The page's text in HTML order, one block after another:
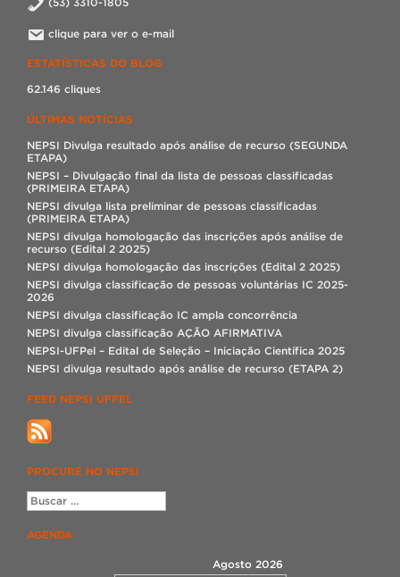
clique para ver o e-mail
ESTATÍSTICAS DO BLOG
62.146 cliques
ÚLTIMAS NOTÍCIAS
NEPSI Divulga resultado após análise de recurso (SEGUNDA
ETAPA)
NEPSI – Divulgação final da lista de pessoas classificadas
(PRIMEIRA ETAPA)
NEPSI divulga lista preliminar de pessoas classificadas
(PRIMEIRA ETAPA)
NEPSI divulga homologação das inscrições após análise de
recurso (Edital 2 2025)
NEPSI divulga homologação das inscrições (Edital 2 2025)
NEPSI divulga classificação de pessoas voluntárias IC 2025-
2026
NEPSI divulga classificação IC ampla concorrência
NEPSI divulga classificação AÇÃO AFIRMATIVA
NEPSI-UFPel – Edital de Seleção – Iniciação Científica 2025
NEPSI divulga resultado após análise de recurso (ETAPA 2)
FEED NEPSI UFPEL
PROCURE NO NEPSI
AGENDA
Agosto 2026